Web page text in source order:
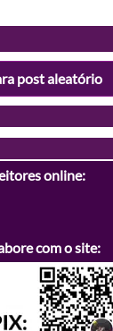
post aleatório
online:
com o site: